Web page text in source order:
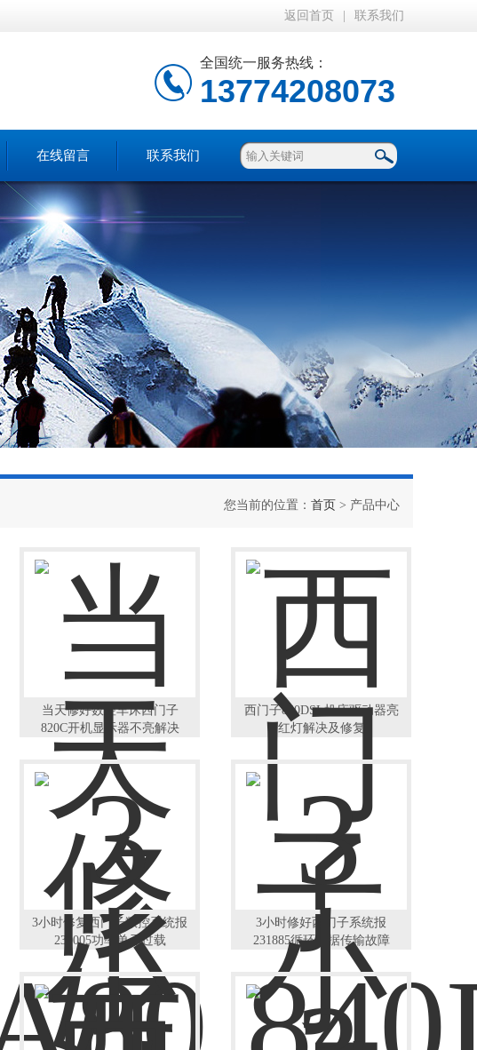
返回首页 联系我们
全国统一服务热线：
13774208073
在线留言 联系我们
您当前的位置： 首页 > 产品中心
当天修好数控车床西门子
820C开机显示器不亮解决
西门子840DSL机床驱动器亮
红灯解决及修复
3小时修复西门子数控系统报
230005功率单元过载
3小时修好西门子系统报
231885循环数据传输故障